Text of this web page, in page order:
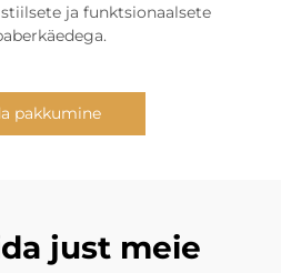
ja funktsionaalsete
pakkumine
just meie